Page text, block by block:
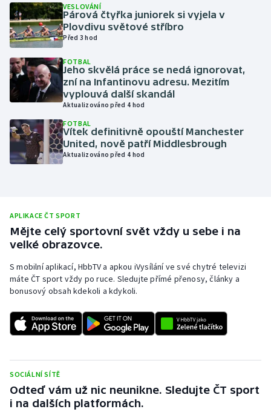
Lyže a snowboard
Moderní pětiboj
Motorsport
Parasport
Ragby
Rychlobruslení
Rychlostní kanoistika
Short track
Stolní tenis
Triatlon
VESLOVÁNÍ
Párová čtyřka juniorek si vyjela v
Plovdivu světové stříbro
Před 3 hod
FOTBAL
Jeho skvělá práce se nedá ignorovat,
zní na Infantinovu adresu. Mezitím
vyplouvá další skandál
Aktualizováno před 4 hod
FOTBAL
Vítek definitivně opouští Manchester
United, nově patří Middlesbrough
Aktualizováno před 4 hod
APLIKACE ČT SPORT
Mějte celý sportovní svět vždy u sebe i na
velké obrazovce.
S mobilní aplikací, HbbTV a apkou iVysílání ve své chytré televizi
máte ČT sport vždy po ruce. Sledujte přímé přenosy, články a
bonusový obsah kdekoli a kdykoli.
SOCIÁLNÍ SÍTĚ
Odteď vám už nic neunikne. Sledujte ČT sport
i na dalších platformách.